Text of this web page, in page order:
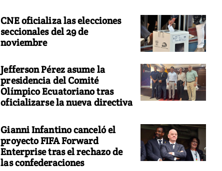
CNE oficializa las elecciones
seccionales del 29 de
noviembre
Jefferson Pérez asume la
presidencia del Comité
Olímpico Ecuatoriano tras
oficializarse la nueva directiva
Gianni Infantino canceló el
proyecto FIFA Forward
Enterprise tras el rechazo de
las confederaciones